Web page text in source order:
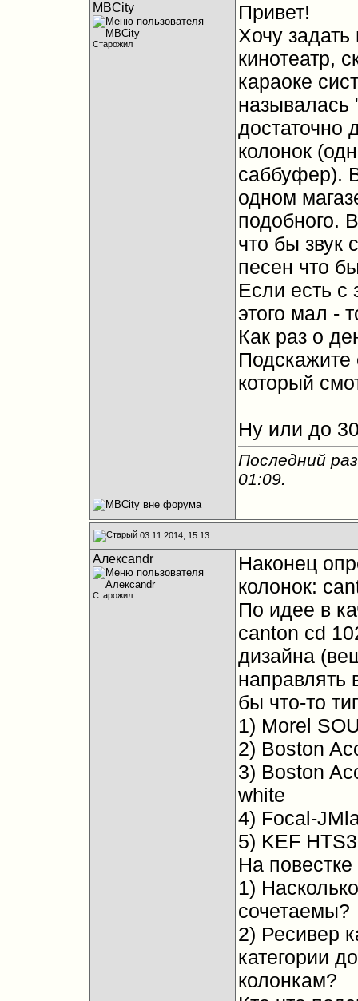
MBCity
Старожил
Привет!
Хочу
кинотеатр,
караоке
называлась
достаточно
колонок
саббуфер).
одном
подобного.
что бы звук
песен что
Если есть с
этого мал -
Как раз о
Подскажите
который
Ну или до
Последний
01:09.
03.11.2014, 15:13
Алексandr
Старожил
Наконец
колонок:
По идее в
canton cd
дизайна
направлять
бы что-то
1) Morel
2) Boston
3) Boston
white
4) Focal-
5) KEF
На
1)
сочетаемы?
2) Ресивер
категории
колонкам?